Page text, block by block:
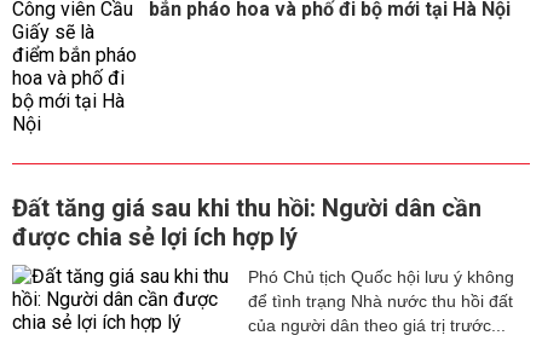
bắn pháo hoa và phố đi bộ mới tại Hà Nội
Đất tăng giá sau khi thu hồi: Người dân cần
được chia sẻ lợi ích hợp lý
Phó Chủ tịch Quốc hội lưu ý không
để tình trạng Nhà nước thu hồi đất
của người dân theo giá trị trước...